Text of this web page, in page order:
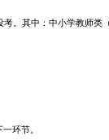
。其中：中小学教师
环节。